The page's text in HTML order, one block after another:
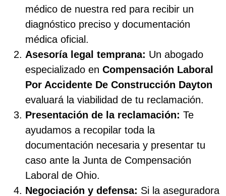
médico de nuestra red para recibir un
diagnóstico preciso y documentación
médica oficial.
Asesoría legal temprana: Un abogado
especializado en Compensación Laboral
Por Accidente De Construcción Dayton
evaluará la viabilidad de tu reclamación.
Presentación de la reclamación: Te
ayudamos a recopilar toda la
documentación necesaria y presentar tu
caso ante la Junta de Compensación
Laboral de Ohio.
Negociación y defensa: Si la aseguradora